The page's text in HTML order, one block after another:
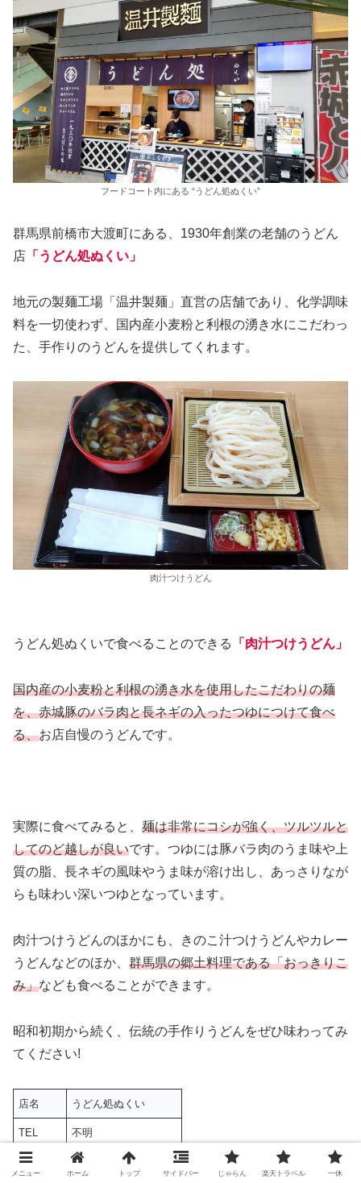
フードコート内にある “うどん処ぬくい”
群馬県前橋市大渡町にある、1930年創業の老舗のうどん
店 「うどん処ぬくい」
地元の製麺工場「温井製麺」直営の店舗であり、化学調味
料を一切使わず、国内産小麦粉と利根の湧き水にこだわっ
た、手作りのうどんを提供してくれます。
肉汁つけうどん
うどん処ぬくいで食べることのできる 「肉汁つけうどん」
国内産の小麦粉と利根の湧き水を使用したこだわりの麺
を、赤城豚のバラ肉と長ネギの入ったつゆにつけて食べ
る、お店自慢のうどんです。
実際に食べてみると、 麺は非常にコシが強く、ツルツルと
してのど越しが良いです。つゆには豚バラ肉のうま味や上
質の脂、長ネギの風味やうま味が溶け出し、あっさりなが
らも味わい深いつゆとなっています。
肉汁つけうどんのほかにも、きのこ汁つけうどんやカレー
うどんなどのほか、 群馬県の郷土料理である「おっきりこ
み」なども食べることができます。
昭和初期から続く、伝統の手作りうどんをぜひ味わってみ
てください!
店名 うどん処ぬくい
TEL 不明
営業時間
平日－11:00～17:00
土日祝－10:30～19:00
メニュー ホーム トップ サイドバー じゃらん 楽天トラベル 一休